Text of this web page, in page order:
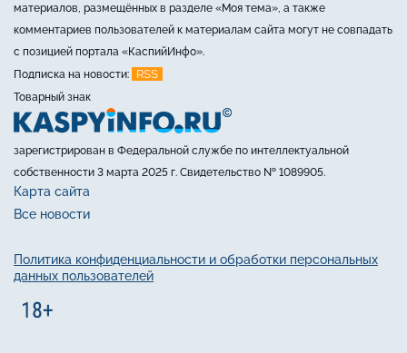
материалов, размещённых в разделе «Моя тема», а также
комментариев пользователей к материалам сайта могут не совпадать
с позицией портала «КаспийИнфо».
Подписка на новости:
RSS
Товарный знак
зарегистрирован в Федеральной службе по интеллектуальной
собственности 3 марта 2025 г. Свидетельство № 1089905.
Карта сайта
Все новости
Политика конфиденциальности и обработки персональных
данных пользователей